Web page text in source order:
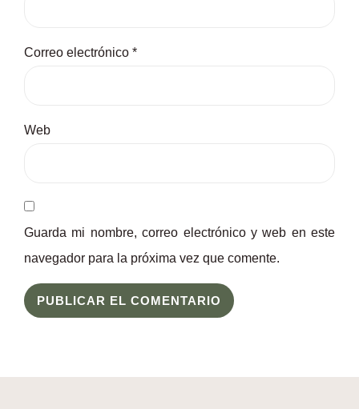
Correo electrónico *
Web
Guarda mi nombre, correo electrónico y web en este
navegador para la próxima vez que comente.